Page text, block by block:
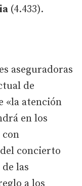
(4.433).
aseguradoras
de
«la atención
en los
con
concierto
las